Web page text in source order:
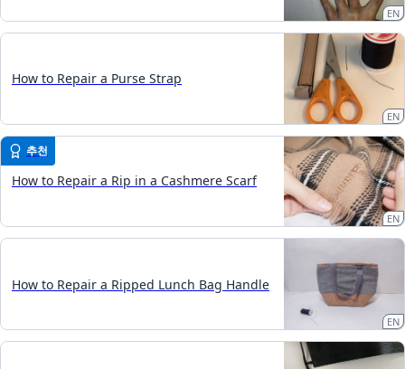
EN
How to Repair a Purse Strap
EN
추천
How to Repair a Rip in a Cashmere Scarf
EN
How to Repair a Ripped Lunch Bag Handle
EN